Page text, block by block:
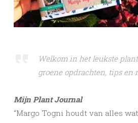
Welkom in het leukste
groene opdrachten, tips en
Mijn Plant Journal
“Margo Togni houdt van alles